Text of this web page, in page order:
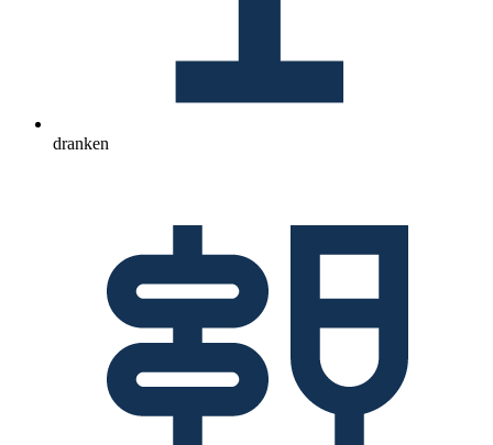
dranken